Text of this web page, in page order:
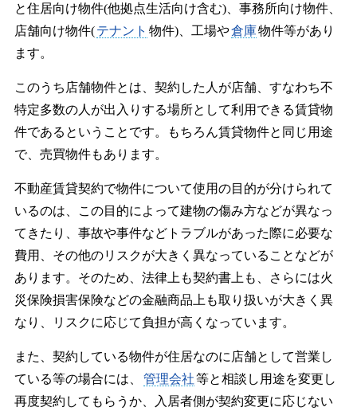
と住居向け物件(他拠点生活向け含む)、事務所向け物件、
店舗向け物件(テナント 物件)、工場や倉庫物件等があり
ます。
このうち店舗物件とは、契約した人が店舗、すなわち不
特定多数の人が出入りする場所として利用できる賃貸物
件であるということです。もちろん賃貸物件と同じ用途
で、売買物件もあります。
不動産賃貸契約で物件について使用の目的が分けられて
いるのは、この目的によって建物の傷み方などが異なっ
てきたり、事故や事件などトラブルがあった際に必要な
費用、その他のリスクが大きく異なっていることなどが
あります。そのため、法律上も契約書上も、さらには火
災保険損害保険などの金融商品上も取り扱いが大きく異
なり、リスクに応じて負担が高くなっています。
また、契約している物件が住居なのに店舗として営業し
ている等の場合には、
管理会社等と相談し用途を変更し
再度契約してもらうか、入居者側が契約変更に応じない